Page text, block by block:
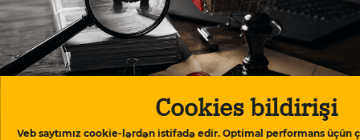
Cookies bildirişi
Veb saytımız cookie-lərdən istifadə edir. Optimal performans üçün
Dövlətin tenderlərində qalib olmuş şirkətlər saxta